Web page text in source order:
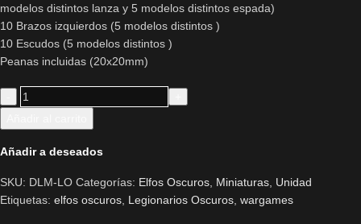
modelos distintos lanza y 5 modelos distintos espada)
10 Brazos izquierdos (5 modelos distintos )
10 Escudos (5 modelos distintos )
Peanas incluidas (20x20mm)
Añadir a deseados
SKU: DLM-LO Categorías: Elfos Oscuros Miniaturas Unidad
Etiquetas: elfos oscuros Legionarios Oscuros wargames